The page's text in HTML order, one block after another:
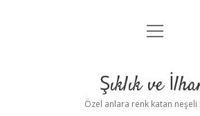
Anasayfa
Yasal Uyarı
menüyü
Şıklık ve
Özel anlara renk katan neşeli